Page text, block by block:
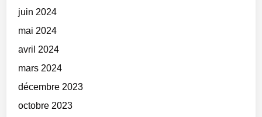
juin 2024
mai 2024
avril 2024
mars 2024
décembre 2023
octobre 2023